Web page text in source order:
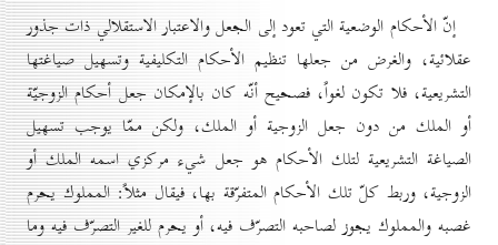
إنّ الأحكام الوضعية التي تعود إلى الجعل والاعتبار الاستقلالي ذات جذور
عقلائية، والغرض من جعلها تنظيم الأحكام التكليفية وتسهيل صياغتها
التشريعية، فلا تكون لغواً، فصحيح أنّه كان بالإمكان جعل أحكام الزوجيّة
أو الملك من دون جعل الزوجية أو الملك، ولكن ممّا يوجب تسهيل
الصياغة التشريعية لتلك الأحكام هو جعل شيء مركزي اسمه الملك أو
الزوجية، وربط كلّ تلك الأحكام المتفرّقة بها، فيقال مثلاً: المملوك يحرم
غصبه والمملوك يجوز لصاحبه التصرّف فيه، أو يحرم للغير التصرّف فيه وما